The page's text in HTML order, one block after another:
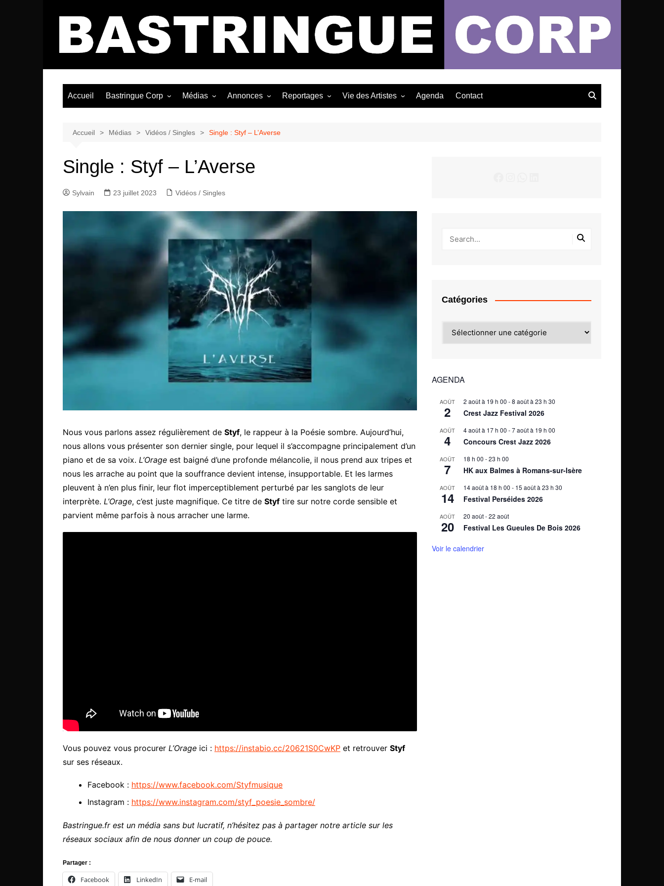
Bastringue Corp – Actualités Musicales
Accueil Bastringue Corp Médias
Albums / EP
Annonces
Les Concerts
Reportages Vie des Artistes Agenda Contact
Accueil Médias Vidéos / Singles Single : Styf – L’Averse
Single : Styf – L’Averse
Sylvain 23 juillet 2023 Vidéos / Singles
Nous vous parlons assez régulièrement de Styf, le rappeur à la Poésie sombre. Aujourd’hui,
nous allons vous présenter son dernier single, pour lequel il s’accompagne principalement d’un
piano et de sa voix. L’Orage est baigné d’une profonde mélancolie, il nous prend aux tripes et
nous les arrache au point que la souffrance devient intense, insupportable. Et les larmes
pleuvent à n’en plus finir, leur flot imperceptiblement perturbé par les sanglots de leur
interprète. L’Orage, c’est juste magnifique. Ce titre de Styf tire sur notre corde sensible et
parvient même parfois à nous arracher une larme.
Vous pouvez vous procurer L’Orage ici : https://instabio.cc/20621S0CwKP et retrouver Styf
sur ses réseaux.
Facebook : https://www.facebook.com/Styfmusique
Instagram : https://www.instagram.com/styf_poesie_sombre/
Bastringue.fr est un média sans but lucratif, n’hésitez pas à partager notre article sur les
réseaux sociaux afin de nous donner un coup de pouce.
Partager :
Facebook LinkedIn E-mail
Catégories
AGENDA
AOÛT
2
2 août à 19 h 00 -8 août à 23 h 30
Crest Jazz Festival 2026
AOÛT
4
4 août à 17 h 00 -7 août à 19 h 00
Concours Crest Jazz 2026
AOÛT
7
18 h 00 -23 h 00
HK aux Balmes à Romans-sur-Isère
AOÛT
14
14 août à 18 h 00 - 15 août à 23 h 30
Festival Perséides 2026
AOÛT
20
20 août-22 août
Festival Les Gueules De Bois 2026
Voir le calendrier